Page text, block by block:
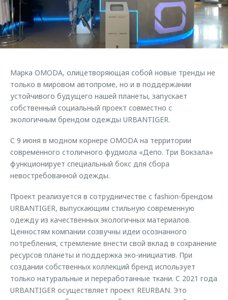
Страхование
Кредитный калькулятор
Аксессуары
Оригинальные аксессуары
Запчасти
Трейд-ин
Клиентская поддержка
O&J Автоклуб
Клуб владельцев OMODA
Аксессуары
Одежда и сувениры
Оригинальные аксессуары
Обратная связь
Марка OMODA, олицетворяющая собой новые тренды не
только в мировом автопроме, но и в поддержании
устойчивого будущего нашей планеты, запускает
собственный социальный проект совместно с
экологичным брендом одежды URBANTIGER.
С 9 июня в модном корнере OMODA на территории
современного столичного фудмола «Депо. Три Вокзала»
функционирует специальный бокс для сбора
невостребованной одежды.
Проект реализуется в сотрудничестве с fashion-брендом
URBANTIGER, выпускающим стильную современную
одежду из качественных экологичных материалов.
Ценностям компании созвучны идеи осознанного
потребления, стремление внести свой вклад в сохранение
ресурсов планеты и поддержка эко-инициатив. При
создании собственных коллекций бренд использует
только натуральные и переработанные ткани. C 2021 года
URBANTIGER осуществляет проект REURBAN. Это